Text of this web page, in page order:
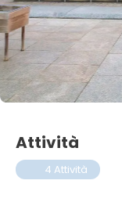
Attività
4 Attività